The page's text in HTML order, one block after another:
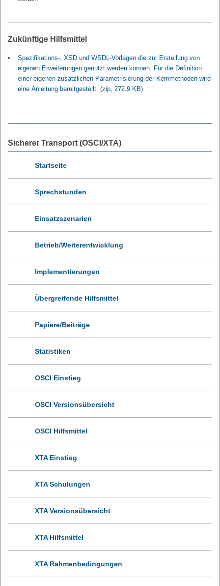
Zukünftige Hilfsmittel
Spezifikations-, XSD und WSDL-Vorlagen die zur Erstellung von
eigenen Erweiterungen genutzt werden können. Für die Definition
einer eigenen zusätzlichen Parametrisierung der Kernmethoden wird
eine Anleitung bereitgestellt. (zip, 272.9 KB)
Sicherer Transport (OSCI/XTA)
Startseite
Sprechstunden
Einsatzszenarien
Betrieb/Weiterentwicklung
Implementierungen
Übergreifende Hilfsmittel
Papiere/Beiträge
Statistiken
OSCI Einstieg
OSCI Versionsübersicht
OSCI Hilfsmittel
XTA Einstieg
XTA Schulungen
XTA Versionsübersicht
XTA Hilfsmittel
XTA Rahmenbedingungen